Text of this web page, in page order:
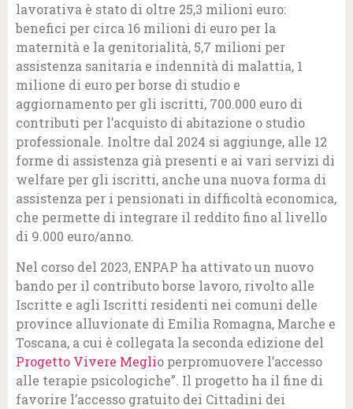
lavorativa è stato di oltre 25,3 milioni euro:
benefici per circa 16 milioni di euro per la
maternità e la genitorialità, 5,7 milioni per
assistenza sanitaria e indennità di malattia, 1
milione di euro per borse di studio e
aggiornamento per gli iscritti, 700.000 euro di
contributi per l’acquisto di abitazione o studio
professionale. Inoltre dal 2024 si aggiunge, alle 12
forme di assistenza già presenti e ai vari servizi di
welfare per gli iscritti, anche una nuova forma di
assistenza per i pensionati in difficoltà economica,
che permette di integrare il reddito fino al livello
di 9.000 euro/anno.
Nel corso del 2023, ENPAP ha attivato un nuovo
bando per il contributo borse lavoro, rivolto alle
Iscritte e agli Iscritti residenti nei comuni delle
province alluvionate di Emilia Romagna, Marche e
Toscana, a cui è collegata la seconda edizione del
Progetto Vivere Meglio perpromuovere l’accesso
alle terapie psicologiche”. Il progetto ha il fine di
favorire l’accesso gratuito dei Cittadini dei